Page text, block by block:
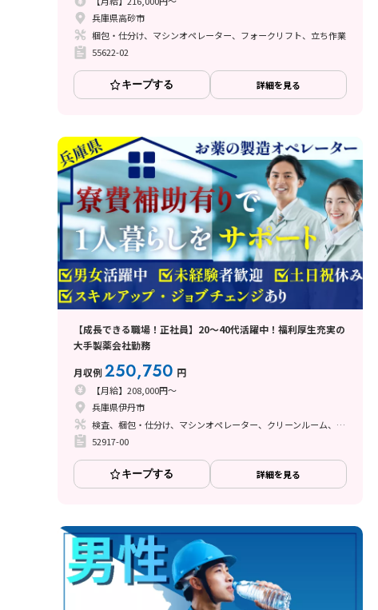
兵庫県高砂市
梱包・仕分け、マシンオペレーター、フォークリフト、立ち作業
55622-02
キープする 詳細を見る
【成長できる職場！正社員】20～40代活躍中！福利厚生充実の
大手製薬会社勤務
月収例250,750 円
【月給】208,000円～
兵庫県伊丹市
検査、梱包・仕分け、マシンオペレーター、クリーンルーム、清掃・洗浄
52917-00
キープする 詳細を見る